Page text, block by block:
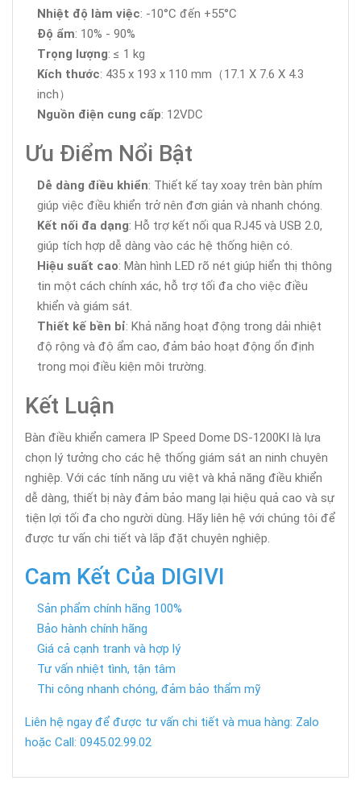
Nhiệt độ làm việc: -10°C đến +55°C
Độ ẩm: 10% - 90%
Trọng lượng: ≤ 1 kg
Kích thước: 435 x 193 x 110 mm（17.1 X 7.6 X 4.3
inch）
Nguồn điện cung cấp: 12VDC
Ưu Điểm Nổi Bật
Dễ dàng điều khiển: Thiết kế tay xoay trên bàn phím
giúp việc điều khiển trở nên đơn giản và nhanh chóng.
Kết nối đa dạng: Hỗ trợ kết nối qua RJ45 và USB 2.0,
giúp tích hợp dễ dàng vào các hệ thống hiện có.
Hiệu suất cao: Màn hình LED rõ nét giúp hiển thị thông
tin một cách chính xác, hỗ trợ tối đa cho việc điều
khiển và giám sát.
Thiết kế bền bỉ: Khả năng hoạt động trong dải nhiệt
độ rộng và độ ẩm cao, đảm bảo hoạt động ổn định
trong mọi điều kiện môi trường.
Kết Luận
Bàn điều khiển camera IP Speed Dome DS-1200KI là lựa
chọn lý tưởng cho các hệ thống giám sát an ninh chuyên
nghiệp. Với các tính năng ưu việt và khả năng điều khiển
dễ dàng, thiết bị này đảm bảo mang lại hiệu quả cao và sự
tiện lợi tối đa cho người dùng. Hãy liên hệ với chúng tôi để
được tư vấn chi tiết và lắp đặt chuyên nghiệp.
Cam Kết Của DIGIVI
Sản phẩm chính hãng 100%
Bảo hành chính hãng
Giá cả cạnh tranh và hợp lý
Tư vấn nhiệt tình, tận tâm
Thi công nhanh chóng, đảm bảo thẩm mỹ
Liên hệ ngay để được tư vấn chi tiết và mua hàng: Zalo
hoặc Call: 0945.02.99.02